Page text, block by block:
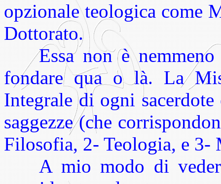
opzionale teologica come
Dottorato.
Essa non è nemmeno
fondare qua o là. La
Integrale di ogni
saggezze (che
Filosofia, 2- Teologia, e 3-
A mio modo di